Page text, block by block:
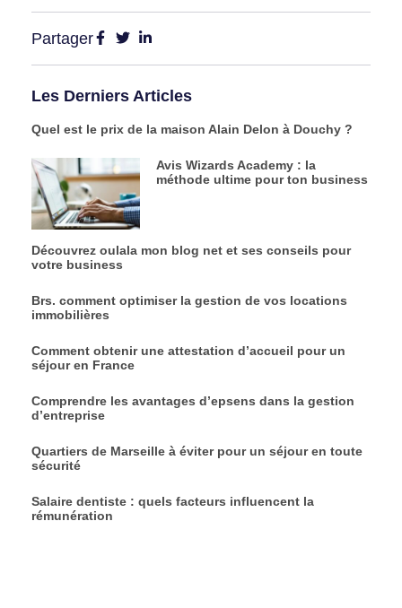
Partager
Les Derniers Articles
Quel est le prix de la maison Alain Delon à Douchy ?
Avis Wizards Academy : la
méthode ultime pour ton business
Découvrez oulala mon blog net et ses conseils pour
votre business
Brs. comment optimiser la gestion de vos locations
immobilières
Comment obtenir une attestation d’accueil pour un
séjour en France
Comprendre les avantages d’epsens dans la gestion
d’entreprise
Quartiers de Marseille à éviter pour un séjour en toute
sécurité
Salaire dentiste : quels facteurs influencent la
rémunération